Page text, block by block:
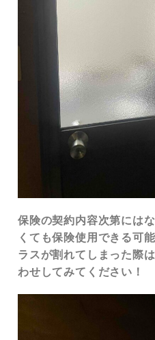
保険の契約内容次第には
くても保険使用できる可
ラスが割れてしまった際
わせしてみてください！